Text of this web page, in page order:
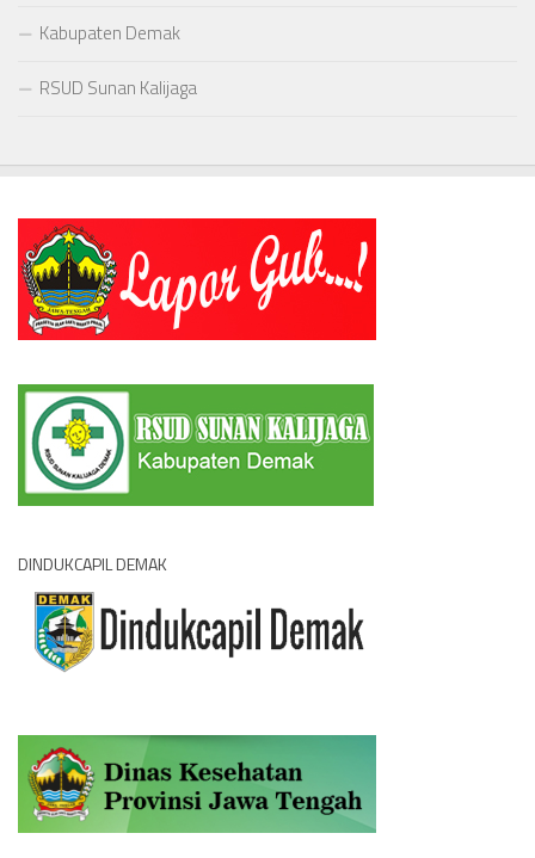
Kabupaten Demak
RSUD Sunan Kalijaga
DINDUKCAPIL DEMAK